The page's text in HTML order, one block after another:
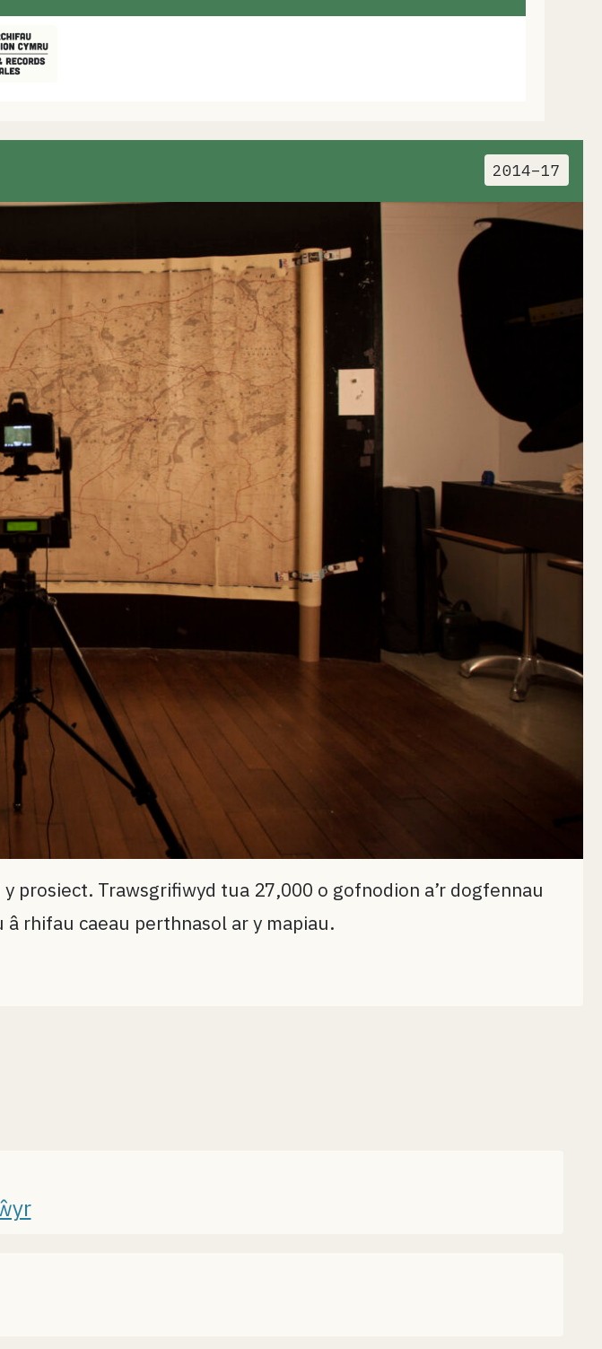
2014–17
prosiect. Trawsgrifiwyd tua 27,000 o gofnodion a’r dogfennau
rhifau caeau perthnasol ar y mapiau.